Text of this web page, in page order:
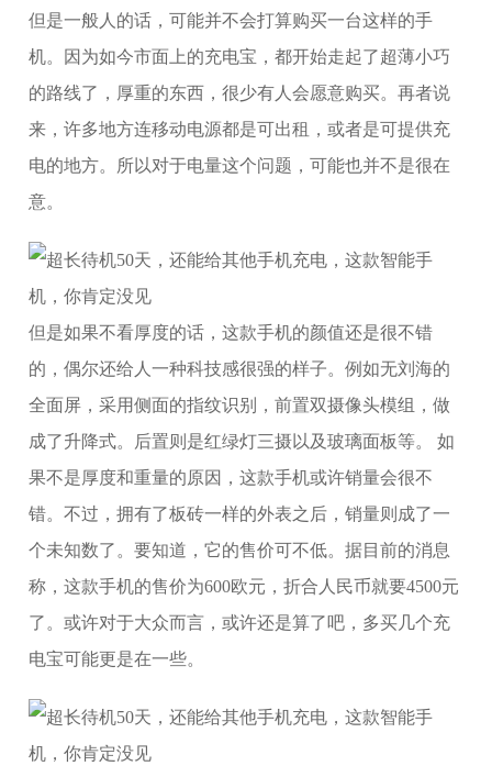
但是一般人的话，可能并不会打算购买一台这样的手
机。因为如今市面上的充电宝，都开始走起了超薄小巧
的路线了，厚重的东西，很少有人会愿意购买。再者说
来，许多地方连移动电源都是可出租，或者是可提供充
电的地方。所以对于电量这个问题，可能也并不是很在
意。
但是如果不看厚度的话，这款手机的颜值还是很不错
的，偶尔还给人一种科技感很强的样子。例如无刘海的
全面屏，采用侧面的指纹识别，前置双摄像头模组，做
成了升降式。后置则是红绿灯三摄以及玻璃面板等。 如
果不是厚度和重量的原因，这款手机或许销量会很不
错。不过，拥有了板砖一样的外表之后，销量则成了一
个未知数了。要知道，它的售价可不低。据目前的消息
称，这款手机的售价为600欧元，折合人民币就要4500元
了。或许对于大众而言，或许还是算了吧，多买几个充
电宝可能更是在一些。